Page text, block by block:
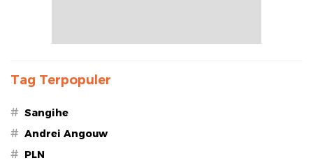
Tag Terpopuler
# Sangihe
# Andrei Angouw
# PLN